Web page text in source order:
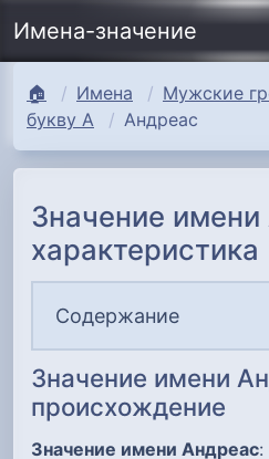
Имена-значение
🏠 Имена
Мужские
букву А
Андреас
Значение
характеристика
Содержание
Значение имени
происхождение
Значение имени Андреас: